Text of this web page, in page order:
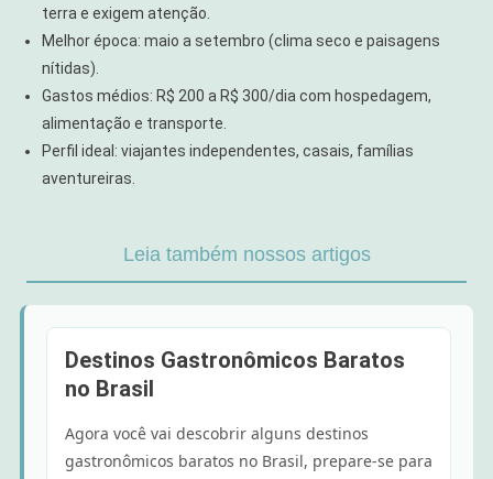
terra e exigem atenção.
Melhor época: maio a setembro (clima seco e paisagens
nítidas).
Gastos médios: R$ 200 a R$ 300/dia com hospedagem,
alimentação e transporte.
Perfil ideal: viajantes independentes, casais, famílias
aventureiras.
Leia também nossos artigos
Destinos Gastronômicos Baratos
no Brasil
Agora você vai descobrir alguns destinos
gastronômicos baratos no Brasil, prepare-se para